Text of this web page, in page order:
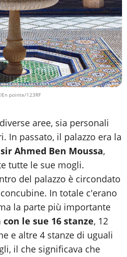
pointe/123RF
aree, sia personali
In passato, il palazzo era la
Ahmed Ben Moussa,
tutte le sue mogli.
del palazzo è circondato
In totale c'erano
la parte più importante
le sue 16 stanze, 12
e altre 4 stanze di uguali
il che significava che